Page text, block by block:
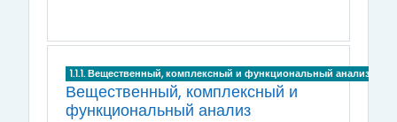
1.1.1. Вещественный, комплексный и функциональный анализ
Вещественный, комплексный и
функциональный анализ